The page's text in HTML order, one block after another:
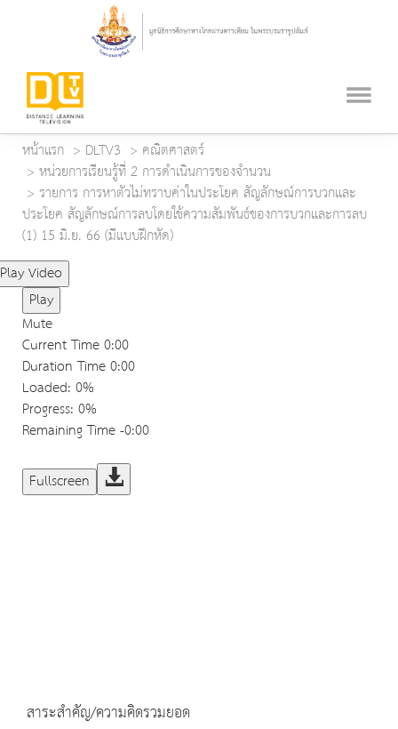
หน้าแรก DLTV3
คณิตศาสตร์
หน่วยการเรียนรู้ที่ 2 การดำเนินการของจำนวน
รายการ การหาตัวไม่ทราบค่าในประโยค สัญลักษณ์การบวกและ
ประโยค สัญลักษณ์การลบโดยใช้ความสัมพันธ์ของการบวกและการลบ
(1) 15 มิ.ย. 66 (มีแบบฝึกหัด)
Play Video
Play
Mute
Current Time0:00
Duration Time0:00
Loaded: 0%
Progress: 0%
Remaining Time-0:00
Fullscreen
สาระสำคัญ/ความคิดรวมยอด